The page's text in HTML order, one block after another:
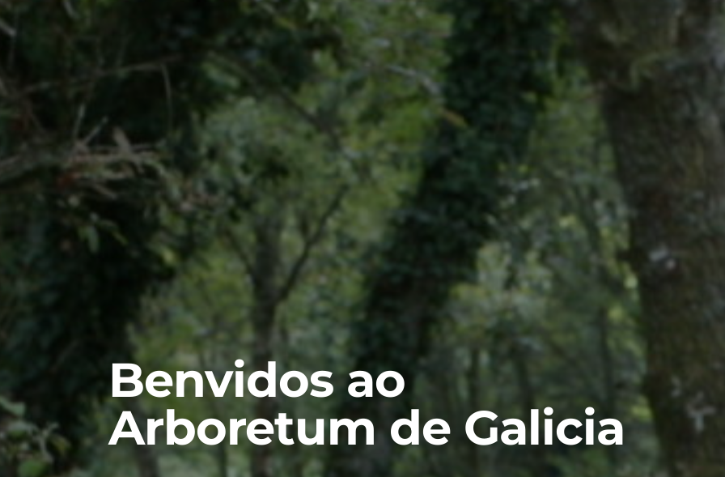
Benvidos ao
Arboretum de Galicia